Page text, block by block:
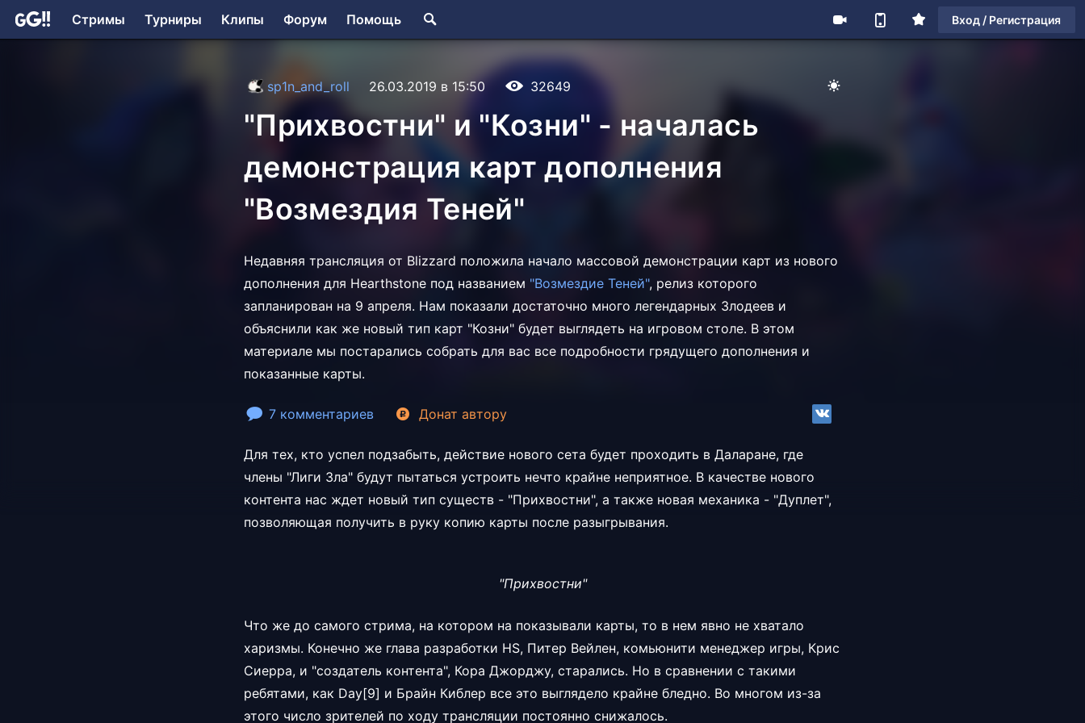
Стримы Турниры Клипы Форум Помощь Вход / Регистрация
sp1n_and_roll 26.03.2019 в 15:50 32649
"Прихвостни" и "Козни" - началась
демонстрация карт дополнения
"Возмездия Теней"
Недавняя трансляция от Blizzard положила начало массовой демонстрации карт из нового
дополнения для Hearthstone под названием "Возмездие Теней", релиз которого
запланирован на 9 апреля. Нам показали достаточно много легендарных Злодеев и
объяснили как же новый тип карт "Козни" будет выглядеть на игровом столе. В этом
материале мы постарались собрать для вас все подробности грядущего дополнения и
показанные карты.
7 комментариев Донат автору
Для тех, кто успел подзабыть, действие нового сета будет проходить в Даларане, где
члены "Лиги Зла" будут пытаться устроить нечто крайне неприятное. В качестве нового
контента нас ждет новый тип существ - "Прихвостни", а также новая механика - "Дуплет",
позволяющая получить в руку копию карты после разыгрывания.
"Прихвостни"
Что же до самого стрима, на котором на показывали карты, то в нем явно не хватало
харизмы. Конечно же глава разработки HS, Питер Вейлен, комьюнити менеджер игры, Крис
Сиерра, и "создатель контента", Кора Джорджу, старались. Но в сравнении с такими
ребятами, как Day[9] и Брайн Киблер все это выглядело крайне бледно. Во многом из-за
этого число зрителей по ходу трансляции постоянно снижалось.